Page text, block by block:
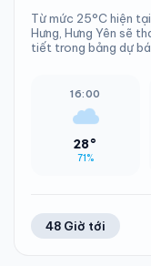
Từ mức 25°C hiện
Hưng, Hưng Yên sẽ
tiết trong bảng dự
16:00
28°
71%
48 Giờ tới